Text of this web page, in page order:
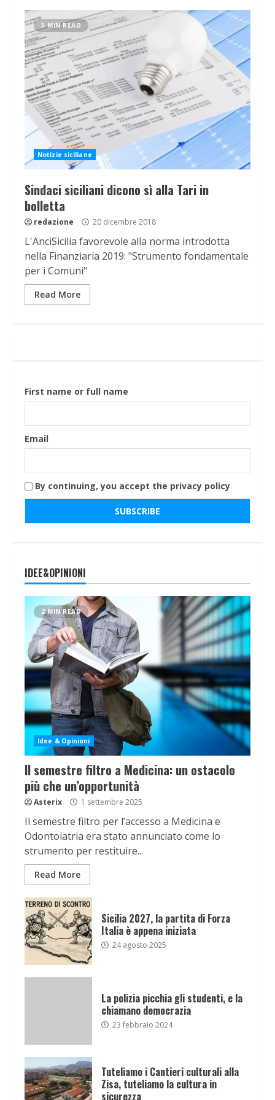
3 MIN READ
Notizie siciliane
Sindaci siciliani dicono sì alla Tari in
bolletta
redazione 20 dicembre 2018
L'AnciSicilia favorevole alla norma introdotta
nella Finanziaria 2019: "Strumento fondamentale
per i Comuni"
Read More
First name or full name
Email
By continuing, you accept the privacy policy
IDEE&OPINIONI
2 MIN READ
Idee & Opinioni
Il semestre filtro a Medicina: un ostacolo
più che un’opportunità
Asterix 1 settembre 2025
Il semestre filtro per l’accesso a Medicina e
Odontoiatria era stato annunciato come lo
strumento per restituire...
Read More
Sicilia 2027, la partita di Forza
Italia è appena iniziata
24 agosto 2025
La polizia picchia gli studenti, e la
chiamano democrazia
23 febbraio 2024
Tuteliamo i Cantieri culturali alla
Zisa, tuteliamo la cultura in
sicurezza